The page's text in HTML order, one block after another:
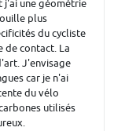
j'ai une géométrie
plus
du cycliste
de contact. La
J'envisage
car je n'ai
du vélo
utilisés